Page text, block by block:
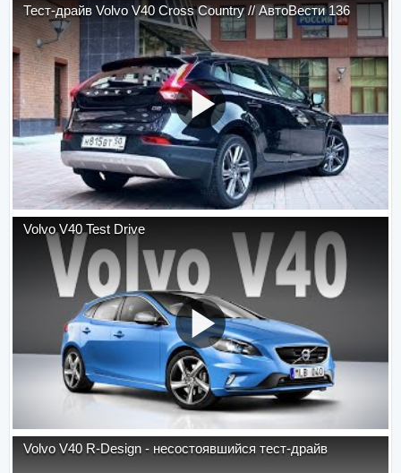
Тест-драйв Volvo V40 Cross Country // АвтоВести 136
Volvo V40 Test Drive
Volvo V40 R-Design - несостоявшийся тест-драйв